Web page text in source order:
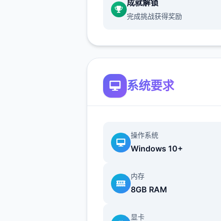
采用道具可以恢复行动点数
一时段切换后恢复行动点数
女（海边）消耗本时段所
动点数，触发后强制切换
习，行动点数最大值可以增
技能系统
撒娇技能：学习以解锁对话
以解锁对应的限制或打开张
用。特殊技能：为玩家供应
成就解锁
完成挑战获得奖励
系统要求
操作系统
Windows 10+
内存
8GB RAM
显卡